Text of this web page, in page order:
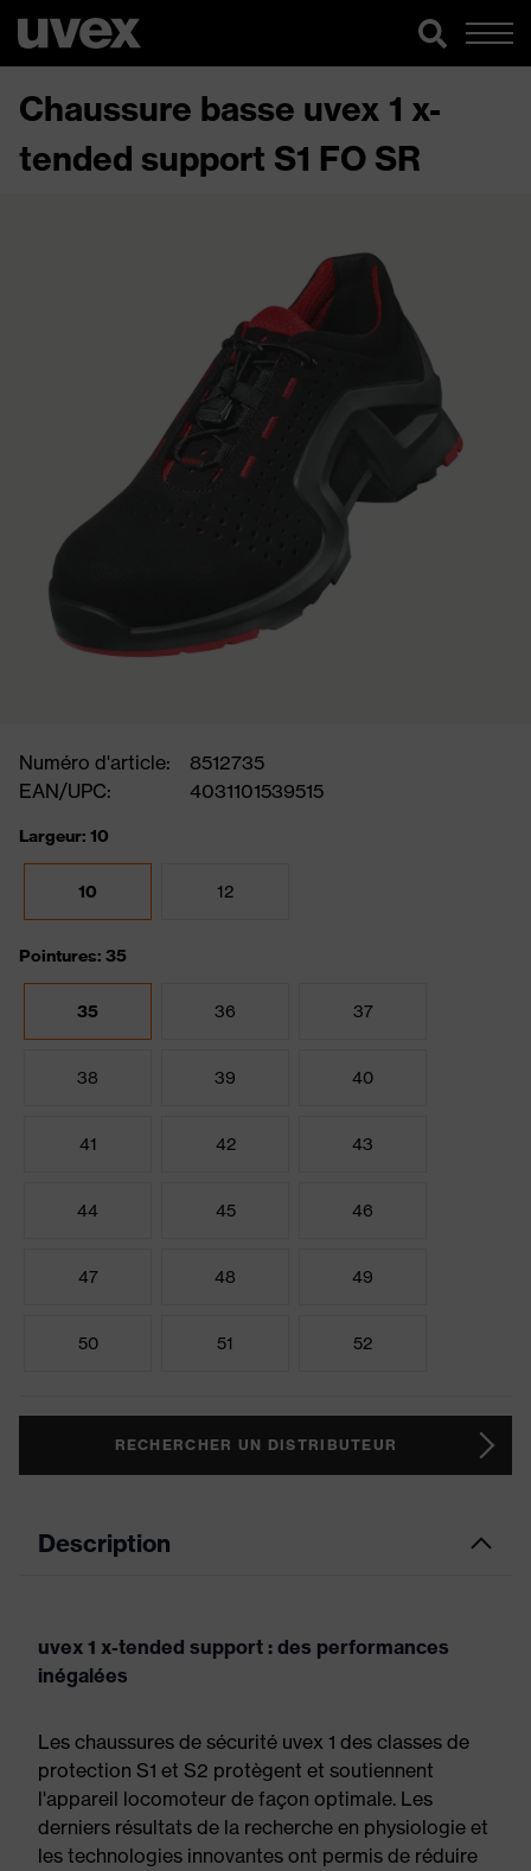
Chaussure basse uvex 1 x-
tended support S1 FO SR
Numéro d'article:
8512735
EAN/UPC:
4031101539515
Largeur: 10
10 12
Pointures: 35
35 36 37
38 39 40
41 42 43
44 45 46
47 48 49
50 51 52
RECHERCHER UN DISTRIBUTEUR
Description
uvex 1 x-tended support : des performances
inégalées
Les chaussures de sécurité uvex 1 des classes de
protection S1 et S2 protègent et soutiennent
l'appareil locomoteur de façon optimale. Les
derniers résultats de la recherche en physiologie et
les technologies innovantes ont permis de réduire